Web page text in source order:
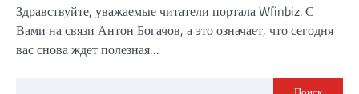
Здравствуйте, уважаемые читатели портала Wfinbiz. С
Вами на связи Антон Богачов, а это означает, что сегодня
вас снова ждет полезная…